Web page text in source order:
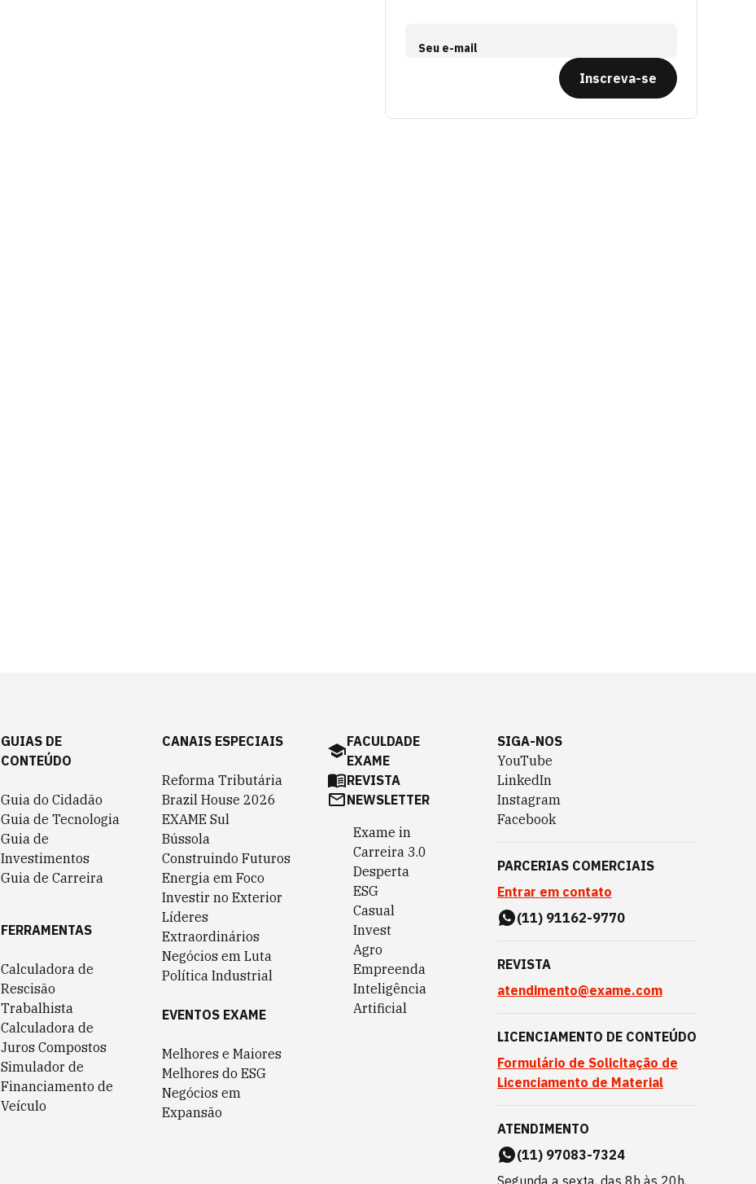
Seu e-mail
Inscreva-se
GUIAS DE
CONTEÚDO
Guia do Cidadão
Guia de Tecnologia
Guia de
Investimentos
Guia de Carreira
FERRAMENTAS
Calculadora de
Rescisão
Trabalhista
Calculadora de
Juros Compostos
Simulador de
Financiamento de
Veículo
CANAIS ESPECIAIS
Reforma Tributária
Brazil House 2026
EXAME Sul
Bússola
Construindo Futuros
Energia em Foco
Investir no Exterior
Líderes
Extraordinários
Negócios em Luta
Política Industrial
EVENTOS EXAME
Melhores e Maiores
Melhores do ESG
Negócios em
Expansão
FACULDADE
EXAME
REVISTA
NEWSLETTER
Exame in
Carreira 3.0
Desperta
ESG
Casual
Invest
Agro
Empreenda
Inteligência
Artificial
SIGA-NOS
YouTube
LinkedIn
Instagram
Facebook
PARCERIAS COMERCIAIS
Entrar em contato
(11) 91162-9770
REVISTA
atendimento@exame.com
LICENCIAMENTO DE CONTEÚDO
Formulário de Solicitação de
Licenciamento de Material
ATENDIMENTO
(11) 97083-7324
Segunda a sexta, das 8h às 20h,